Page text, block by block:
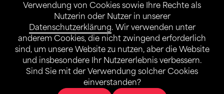
Verwendung von Cookies sowie Ihre Rechte als
Nutzerin oder Nutzer in unserer
Datenschutzerklärung. Wir verwenden unter
anderem Cookies, die nicht zwingend erforderlich
sind, um unsere Website zu nutzen, aber die Website
und insbesondere Ihr Nutzererlebnis verbessern.
Sind Sie mit der Verwendung solcher Cookies
einverstanden?